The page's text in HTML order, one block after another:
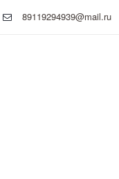
89119294939@mail.ru